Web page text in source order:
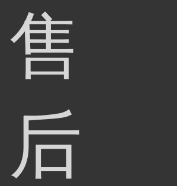
售
后